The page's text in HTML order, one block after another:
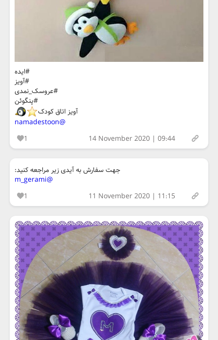
#ایده
#آویز
#عروسک_نمدی
#پنگوئن
آویز اتاق کودک
@namadestoon
1
14 November 2020 | 09:44
جهت سفارش به آیدی زیر مراجعه کنید:
@m_gerami
1
11 November 2020 | 11:15